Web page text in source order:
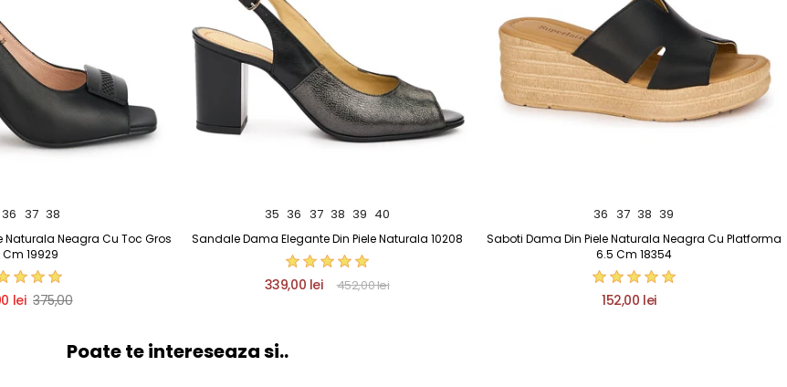
36 37 38
Naturala Neagra Cu Toc Gros
Cm 19929
lei 375,00
35 36 37 38 39 40
Sandale Dama Elegante Din Piele Naturala 10208
339,00 lei 452,00 lei
36 37 38 39
Saboti Dama Din Piele Naturala Neagra Cu Platforma
6.5 Cm 18354
152,00 lei
Poate te intereseaza si..